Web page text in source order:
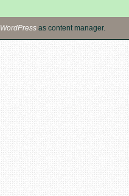
WordPress as content manager.